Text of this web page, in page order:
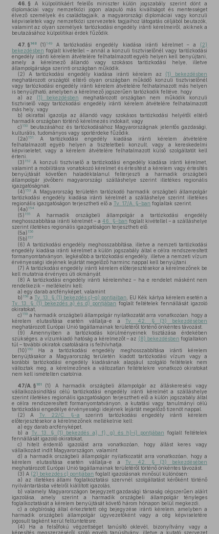
46. § A külpolitikáért felelős miniszter külön jogszabály szerint dönt a
diplomáciai vagy nemzetközi jogon alapuló más kiváltságot és mentességet
élvező személyek és családtagjaik, a magyarországi diplomáciai vagy konzuli
képviseletek vagy nemzetközi szervezetek tagjaihoz látogatás céljából beutazók,
valamint az olyan személyek tartózkodási engedély iránti kérelmeiről, akiknek a
beutazásához külpolitikai érdek fűződik.
47. § 148 (1) 149 A tartózkodási engedély kiadása iránti kérelmet – a (2)
bekezdésben foglalt kivétellel – annál a konzuli tisztviselőnél vagy tartózkodási
engedély iránti kérelem átvételére felhatalmazott egyéb helyen kell benyújtani,
amely a kérelmező állandó vagy szokásos tartózkodási helye, illetve
állampolgársága szerinti országban működik.
(2) A tartózkodási engedély kiadása iránti kérelem az (1) bekezdésben
meghatározott országtól eltérő olyan országban működő konzuli tisztviselőnél
vagy tartózkodási engedély iránti kérelem átvételére felhatalmazott más helyen
is benyújtható, amelyben a kérelmező jogszerűen tartózkodik feltéve, hogy
a) az (1) bekezdésben meghatározott országban nem működik konzuli
tisztviselő vagy tartózkodási engedély iránti kérelem átvételére felhatalmazott
más hely, vagy
b) okirattal igazolja az állandó vagy szokásos tartózkodási helyétől eltérő
harmadik országban történő kérelmezés indokait, vagy
c) 150
beutazásához és tartózkodásához Magyarországnak jelentős gazdasági,
kulturális, tudományos vagy sportérdeke fűződik.
(2a) 151
A tartózkodási engedély kiadása iránti kérelem átvételére
felhatalmazott egyéb helyen a tiszteletbeli konzult, vagy a kereskedelmi
képviseletet, vagy a kérelem átvételére felhatalmazott külső szolgáltatót kell
érteni.
(3) 152
A konzuli tisztviselő a tartózkodási engedély kiadása iránti kérelmet,
valamint a mobilitásra vonatokozó kérelmet és értesítést a kérelem vagy értesítés
benyújtását követően haladéktalanul felterjeszti a harmadik országbeli
állampolgár jövőbeni magyarországi szálláshelye szerint illetékes regionális
igazgatóságnak.
(4) 153 A Magyarország területén tartózkodó harmadik országbeli állampolgár
tartózkodási engedély kiadása iránti kérelmét a szálláshelye szerint illetékes
regionális igazgatóságon terjesztheti elő a Tv. 17/A. §-ban foglaltak szerint.
(4a) 154
(5) 155
A harmadik országbeli állampolgár a tartózkodási engedély
meghosszabbítása iránti kérelmét – a46. §-ban foglalt kivétellel – a szálláshelye
szerint illetékes regionális igazgatóságon terjesztheti elő.
(5a) 156
(5b) 157
(6) A tartózkodási engedély meghosszabbítása, illetve a nemzeti tartózkodási
engedély kiadása iránti kérelmet a külön jogszabály által e célra rendszeresített
formanyomtatványon, legkésőbb a tartózkodási engedély, illetve a nemzeti vízum
érvényességi idejének lejártát megelőző harminc nappal kell benyújtani.
(7) A tartózkodási engedély iránti kérelem előterjesztésekor a kérelmezőnek be
kell mutatnia érvényes úti okmányát.
(8) A tartózkodási engedély iránti kérelemhez – ha e rendelet másként nem
rendelkezik – mellékelni kell:
a) egy darab arcfényképet, valamint
b) 158 a Tv. 13. § (1) bekezdés c)–g) pontjaiban , EU Kék kártya kérelem esetén a
Tv. 13. § (1) bekezdés a) és d) pontjában foglalt feltételek fennállását igazoló
okiratokat,
c) 159 a harmadik országbeli állampolgár nyilatkozatát arra vonatkozóan, hogy a
kérelem elutasítása esetén vállalja-e a Tv. 42. § (3) bekezdésében
meghatározott Európai Unió tagállamainak területéről történő önkéntes távozást.
(9) Amennyiben a tartózkodás körülményeinek tisztázása érdekében
szükséges, a vízumkiadó hatóság a kérelmezőt – az (8) bekezdésben foglaltakon
túl – további okiratok csatolására is felhívhatja.
(10) 160
Ha a tartózkodási engedély meghosszabbítása iránti kérelem
benyújtásakor a Magyarország területén kiadott tartózkodási vízum vagy a
korábbi tartózkodási engedély kiadásának alapjául szolgáló feltételek nem
változtak meg, a kérelmezőnek a változatlan feltételekre vonatkozó okiratokat
nem kell ismételten csatolnia.
47/A. § 161 (1)
A harmadik országbeli állampolgár az álláskeresési vagy
vállalkozásindítási célú tartózkodási engedély iránti kérelmét a szálláshelye
szerint illetékes regionális igazgatóságon terjesztheti elő a külön jogszabály által
e célra rendszeresített formanyomtatványon, a kutatási vagy tanulmányi célú
tartózkodási engedélye érvényességi idejének lejártát megelőző tizenöt nappal.
(2) A Tv. 22/C. §-a szerinti tartózkodási engedély iránti kérelem
előterjesztésekor a kérelmezőnek mellékelnie kell:
a) egy darab arcfényképet,
b) a Tv. 13. § (1) bekezdés a), f), g) és h)–i) pontjában foglalt feltételek
fennállását igazoló okiratokat,
c) hitelt érdemlő igazolást arra vonatkozóan, hogy állást keres vagy
vállalkozást indít Magyarországon, valamint
d) a harmadik országbeli állampolgár nyilatkozatát arra vonatkozóan, hogy a
kérelem elutasítása esetén vállalja-e a Tv. 42. § (3) bekezdésében
meghatározott Európai Unió tagállamainak területéről történő önkéntes távozást.
(3) A (2) bekezdés c) pontjában foglalt igazolásnak minősül különösen:
a) az illetékes állami foglalkoztatási szervnél szolgáltatást kérőként történő
nyilvántartásba vételről kiállított igazolás,
b) valamely Magyarországon bejegyzett gazdasági társaság cégszerűen aláírt
igazolása, amely szerint a harmadik országbeli állampolgár tényleges
foglalkoztatását a kérelem benyújtását követő három hónapon belül megkezdi,
c) a cégbíróság által érkeztetett cég bejegyzése iránti kérelem, amelyben a
harmadik országbeli állampolgár ügyvezetőként vagy a cég képviseletére
jogosult tagként kerül feltüntetésre.
(4) Ha a felsőfokú végzettséget tanúsító oklevél, bizonyítvány vagy a
képesítés megszerzéséről szóló egyéb tanúsítvány, illetve a kutató szervezet